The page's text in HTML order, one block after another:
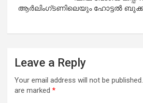
ആർലിംഗ്ടണിലെയും ഹോട്ടൽ
Leave a Reply
Your email address will not be published.
are marked *